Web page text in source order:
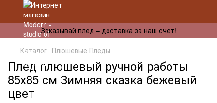
Заказывай плед – доставка за наш счет!
Каталог Плюшевые Пледы
Плед плюшевый ручной работы
85х85 см Зимняя сказка бежевый
цвет